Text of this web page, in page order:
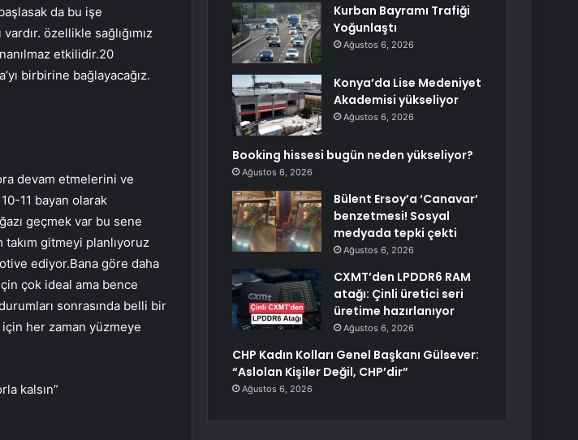
da bu işe
özellikle sağlığımız
etkilidir.20
birbirine bağlayacağız.
devam etmelerini ve
11 bayan olarak
geçmek var bu sene
gitmeyi planlıyoruz
ediyor.Bana göre daha
çok ideal ama bence
sonrasında belli bir
her zaman yüzmeye
kalsın”
Kurban Bayramı Trafiği
Yoğunlaştı
Ağustos 6, 2026
Konya’da Lise Medeniyet
Akademisi yükseliyor
Ağustos 6, 2026
Booking hissesi bugün neden yükseliyor?
Ağustos 6, 2026
Bülent Ersoy’a ‘Canavar’
benzetmesi! Sosyal
medyada tepki çekti
Ağustos 6, 2026
CXMT’den LPDDR6 RAM
atağı: Çinli üretici seri
üretime hazırlanıyor
Ağustos 6, 2026
CHP Kadın Kolları Genel Başkanı Gülsever:
“Aslolan Kişiler Değil, CHP’dir”
Ağustos 6, 2026